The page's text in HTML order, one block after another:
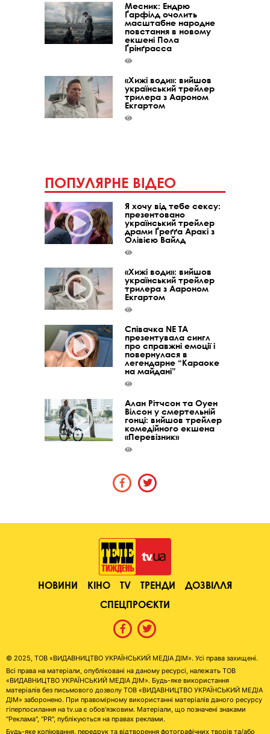
Месник: Ендрю
Ґарфілд очолить
масштабне народне
повстання в новому
екшені Пола
Ґрінґрасса
«Хижі води»: вийшов
український трейлер
трилера з Аароном
Екгартом
ПОПУЛЯРНЕ ВІДЕО
Я хочу від тебе сексу:
презентовано
український трейлер
драми Ґреґґа Аракі з
Олівією Вайлд
«Хижі води»: вийшов
український трейлер
трилера з Аароном
Екгартом
Співачка NE TA
презентувала сингл
про справжні емоції і
повернулася в
легендарне “Караоке
на майдані”
Алан Рітчсон та Оуен
Вілсон у смертельній
гонці: вийшов трейлер
комедійного екшена
«Перевізник»
НОВИНИ КІНО TV ТРЕНДИ
ДОЗВІЛЛЯ
СПЕЦПРОЄКТИ
© 2025, ТОВ «ВИДАВНИЦТВО УКРАЇНСЬКИЙ МЕДІА ДІМ». Усі права захищені.
Всі права на матеріали, опубліковані на даному ресурсі, належать ТОВ
«ВИДАВНИЦТВО УКРАЇНСЬКИЙ МЕДІА ДІМ». Будь-яке використання
матеріалів без письмового дозволу ТОВ «ВИДАВНИЦТВО УКРАЇНСЬКИЙ МЕДІА
ДІМ» заборонено. При правомірному використанні матеріалів даного ресурсу
гіперпосилання на tv.ua є обов'язковим. Матеріали, що позначені знаками
"Реклама", "PR", публікуються на правах реклами.
Будь-яке копіювання, передрук та відтворення фотографічних творів та/або